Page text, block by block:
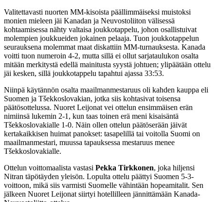
Valitettavasti nuorten MM-kisoista päällimmäiseksi muistoksi
monien mieleen jäi Kanadan ja Neuvostoliiton välisessä
kohtaamisessa nähty valtaisa joukkotappelu, johon osallistuivat
molempien joukkueiden jokainen pelaaja. Tuon joukkotappelun
seurauksena molemmat maat diskattiin MM-turnauksesta. Kanada
voitti tuon numeroin 4-2, mutta sillä ei ollut sarjataulukon osalta
mitään merkitystä edellä mainitusta syystä johtuen; ylipäätään ottelu
jäi kesken, sillä joukkotappelu tapahtui ajassa 33:53.
Niinpä käytännön osalta maailmanmestaruus oli kahden kauppa eli
Suomen ja Tšekkoslovakian, jotka siis kohtasivat toisensa
päätösottelussa. Nuoret Leijonat vei ottelun ensimmäisen erän
nimiinsä lukemin 2-1, kun taas toinen erä meni kisaisäntä
Tšekkoslovakialle 1-0. Näin ollen ottelun päätöserään jäivät
kertakaikkisen huimat panokset: tasapelillä tai voitolla Suomi on
maailmanmestari, muussa tapauksessa mestaruus menee
Tšekkoslovakialle.
Ottelun voittomaalista vastasi Pekka Tirkkonen, joka hiljensi
Nitran täpötäyden yleisön. Lopulta ottelu päättyi Suomen 5-3-
voittoon, mikä siis varmisti Suomelle vähintään hopeamitalit. Sen
jälkeen Nuoret Leijonat siirtyi hotellilleen jännittämään Kanada-